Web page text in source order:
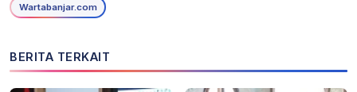
Wartabanjar.com
BERITA TERKAIT